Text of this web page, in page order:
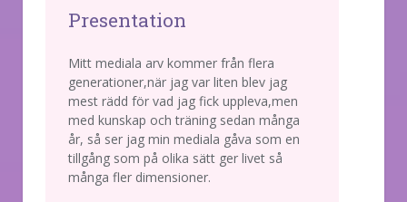
Presentation
Mitt mediala arv kommer från flera
generationer,när jag var liten blev jag
mest rädd för vad jag fick uppleva,men
med kunskap och träning sedan många
år, så ser jag min mediala gåva som en
tillgång som på olika sätt ger livet så
många fler dimensioner.